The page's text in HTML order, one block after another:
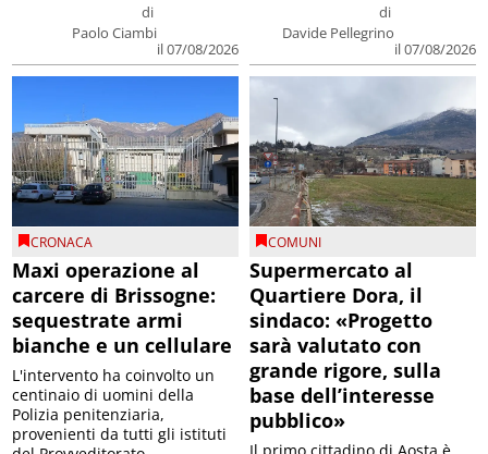
di
Paolo Ciambi
il 07/08/2026
di
Davide Pellegrino
il 07/08/2026
CRONACA
Maxi operazione al
carcere di Brissogne:
sequestrate armi
bianche e un cellulare
L'intervento ha coinvolto un
centinaio di uomini della
Polizia penitenziaria,
provenienti da tutti gli istituti
COMUNI
Supermercato al
Quartiere Dora, il
sindaco: «Progetto
sarà valutato con
grande rigore, sulla
base dell’interesse
pubblico»